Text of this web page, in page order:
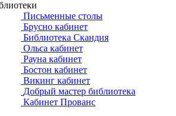
Письменные столы
Брусно кабинет
Библиотека Скандия
Ольса кабинет
Рауна кабинет
Бостон кабинет
Викинг кабинет
Добрый мастер библиотека
Кабинет Прованс